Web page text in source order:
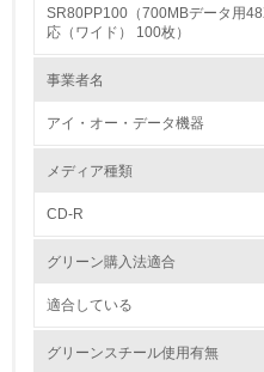
環境方針を持っている
環境対応の責任体制を定めている
環境問題に関する従業員教育を行
自社に関係する主要な環境法規制
SR80PP100（700MBデータ用
応（ワイド） 100枚）
事業者名
アイ・オー・データ機器
メディア種類
CD-R
グリーン購入法適合
適合している
グリーンスチール使用有無